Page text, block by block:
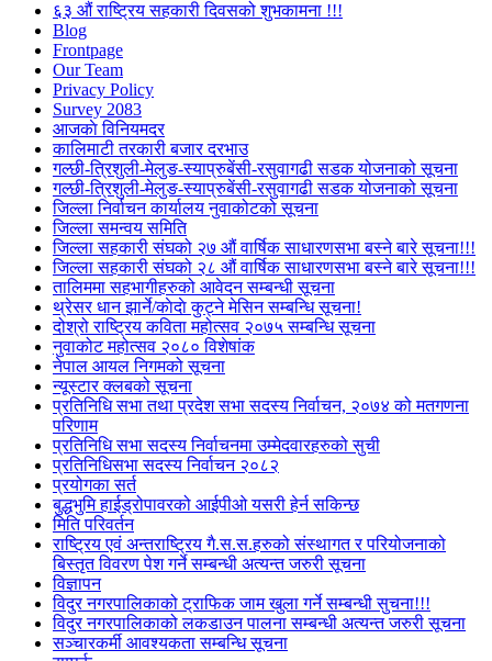
६३ औं राष्ट्रिय सहकारी दिवसको शुभकामना !!!
Blog
Frontpage
Our Team
Privacy Policy
Survey 2083
आजकाे विनियमदर
कालिमाटी तरकारी बजार दरभाउ
गल्छी-त्रिशुली-मेलुङ-स्याप्रुबेंसी-रसुवागढी सडक योजनाको सूचना
गल्छी-त्रिशुली-मेलुङ-स्याप्रुबेंसी-रसुवागढी सडक योजनाको सूचना
जिल्ला निर्वाचन कार्यालय नुवाकोटको सूचना
जिल्ला समन्वय समिति
जिल्ला सहकारी संघको २७ औं वार्षिक साधारणसभा बस्ने बारे सूचना!!!
जिल्ला सहकारी संघको २८ औं वार्षिक साधारणसभा बस्ने बारे सूचना!!!
तालिममा सहभागीहरुको आवेदन सम्बन्धी सूचना
थ्रेसर धान झार्ने/काेदाे कुट्ने मेसिन सम्बन्धि सूचना!
दोश्रो राष्ट्रिय कविता महोत्सव २०७५ सम्बन्धि सूचना
नुवाकोट महोत्सव २०८० विशेषांक
नेपाल आयल निगमको सूचना
न्यूस्टार क्लबको सूचना
प्रतिनिधि सभा तथा प्रदेश सभा सदस्य निर्वाचन, २०७४ को मतगणना
परिणाम
प्रतिनिधि सभा सदस्य निर्वाचनमा उम्मेदवारहरुको सुची
प्रतिनिधिसभा सदस्य निर्वाचन २०८२
प्रयोगका सर्त
बुद्धभुमि हाईड्रोपावरको आईपीओ यसरी हेर्न सकिन्छ
मिति परिवर्तन
राष्ट्रिय एवं अन्तराष्ट्रिय गै.स.स.हरुको संस्थागत र परियोजनाको
बिस्तृत विवरण पेश गर्ने सम्बन्धी अत्यन्त जरुरी सूचना
विज्ञापन
विदुर नगरपालिकाको ट्राफिक जाम खुला गर्ने सम्बन्धी सुचना!!!
विदुर नगरपालिकाको लकडाउन पालना सम्बन्धी अत्यन्त जरुरी सूचना
सञ्चारकर्मी आवश्यकता सम्बन्धि सूचना